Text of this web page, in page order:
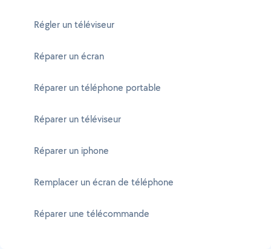
Régler un téléviseur
Réparer un écran
Réparer un téléphone portable
Réparer un téléviseur
Réparer un iphone
Remplacer un écran de téléphone
Réparer une télécommande